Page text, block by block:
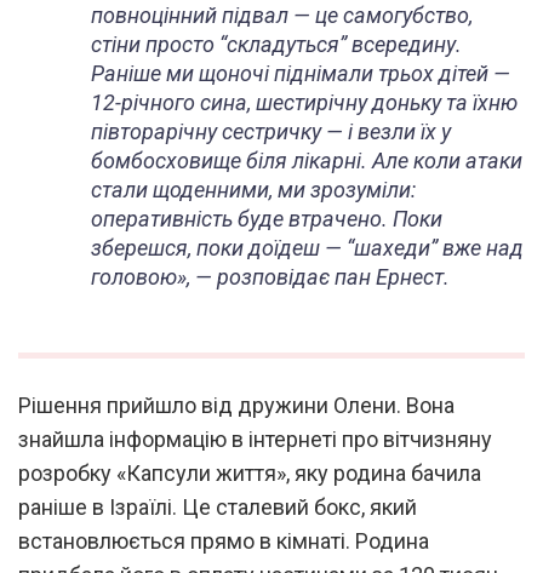
повноцінний підвал — це самогубство,
стіни просто “складуться” всередину.
Раніше ми щоночі піднімали трьох дітей —
12-річного сина, шестирічну доньку та їхню
півторарічну сестричку — і везли їх у
бомбосховище біля лікарні. Але коли атаки
стали щоденними, ми зрозуміли:
оперативність буде втрачено. Поки
зберешся, поки доїдеш — “шахеди” вже над
головою», — розповідає пан Ернест.
Рішення прийшло від дружини Олени. Вона
знайшла інформацію в інтернеті про вітчизняну
розробку «Капсули життя», яку родина бачила
раніше в Ізраїлі. Це сталевий бокс, який
встановлюється прямо в кімнаті. Родина